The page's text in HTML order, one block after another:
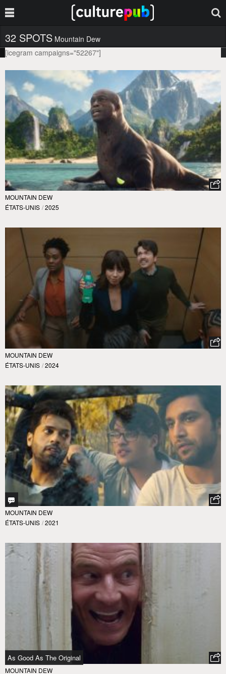
32 SPOTS Mountain Dew
[icegram campaigns="52267"]
MOUNTAIN DEW
ÉTATS-UNIS / 2025
MOUNTAIN DEW
ÉTATS-UNIS / 2024
MOUNTAIN DEW
ÉTATS-UNIS / 2021
As Good As The Original
MOUNTAIN DEW